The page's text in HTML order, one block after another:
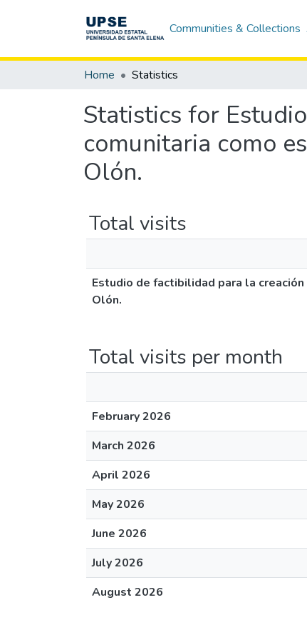
Communities & Collections
Home Statistics
Statistics for
comunitaria como
Olón.
Total visits
Estudio de factibilidad para la
Olón.
Total visits per month
February 2026
March 2026
April 2026
May 2026
June 2026
July 2026
August 2026